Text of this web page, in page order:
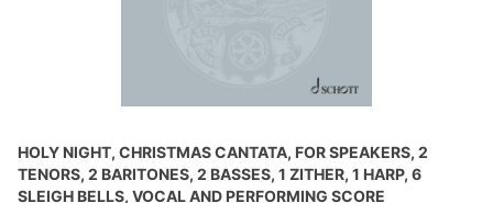
HOLY NIGHT, CHRISTMAS CANTATA, FOR SPEAKERS, 2
TENORS, 2 BARITONES, 2 BASSES, 1 ZITHER, 1 HARP, 6
SLEIGH BELLS, VOCAL AND PERFORMING SCORE